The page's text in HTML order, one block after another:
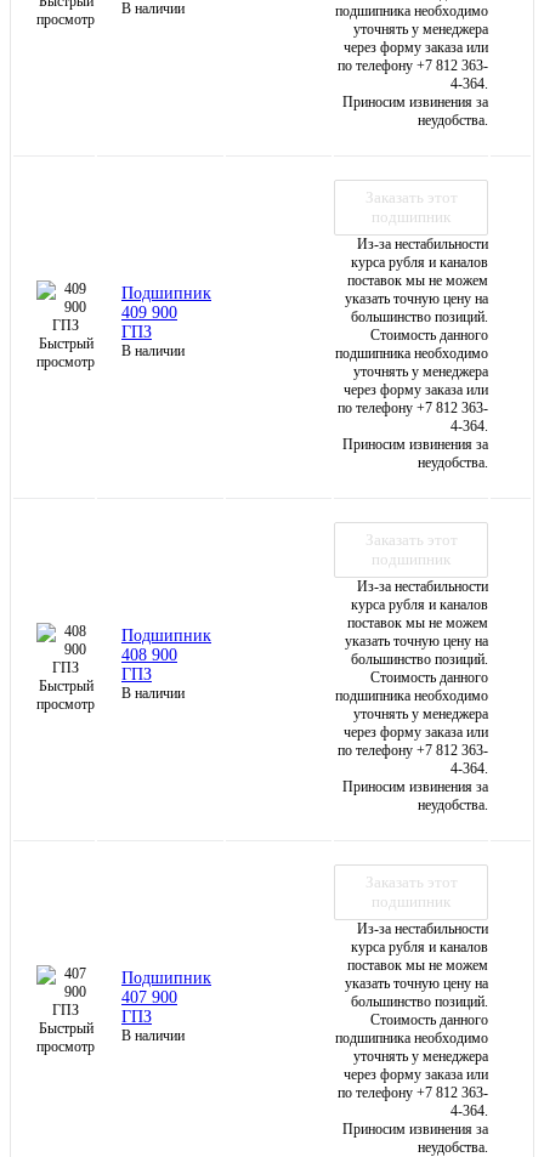
просмотр
В наличии
подшипника необходимо
уточнять у менеджера
через форму заказа или
по телефону +7 812 363-
4-364.
Приносим извинения за
неудобства.
Быстрый
просмотр
Подшипник
409 900
ГПЗ
В наличии
Заказать этот
подшипник
Из-за нестабильности
курса рубля и каналов
поставок мы не можем
указать точную цену на
большинство позиций.
Стоимость данного
подшипника необходимо
уточнять у менеджера
через форму заказа или
по телефону +7 812 363-
4-364.
Приносим извинения за
неудобства.
Быстрый
просмотр
Подшипник
408 900
ГПЗ
В наличии
Заказать этот
подшипник
Из-за нестабильности
курса рубля и каналов
поставок мы не можем
указать точную цену на
большинство позиций.
Стоимость данного
подшипника необходимо
уточнять у менеджера
через форму заказа или
по телефону +7 812 363-
4-364.
Приносим извинения за
неудобства.
Быстрый
просмотр
Подшипник
407 900
ГПЗ
В наличии
Заказать этот
подшипник
Из-за нестабильности
курса рубля и каналов
поставок мы не можем
указать точную цену на
большинство позиций.
Стоимость данного
подшипника необходимо
уточнять у менеджера
через форму заказа или
по телефону +7 812 363-
4-364.
Приносим извинения за
неудобства.